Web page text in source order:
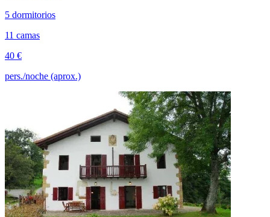
5 dormitorios
11 camas
40 €
pers./noche (aprox.)